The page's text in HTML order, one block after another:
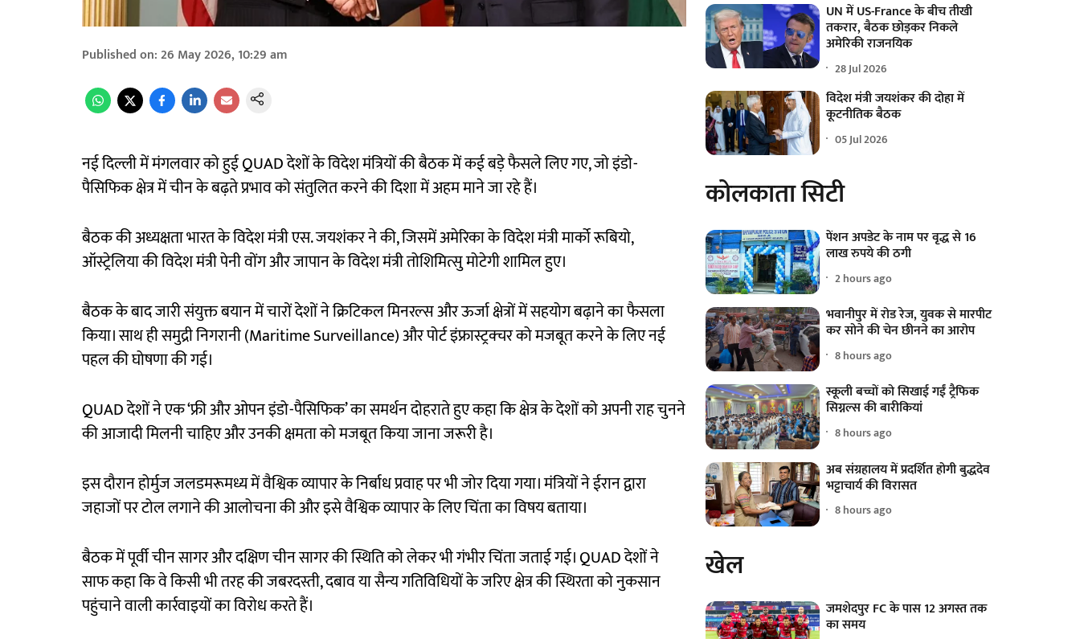
Published on:26 May 2026, 10:29 am
नई दिल्ली में मंगलवार को हुई QUAD देशों के विदेश मंत्रियों की बैठक में कई बड़े फैसले लिए गए, जो इंडो-
पैसिफिक क्षेत्र में चीन के बढ़ते प्रभाव को संतुलित करने की दिशा में अहम माने जा रहे हैं।
बैठक की अध्यक्षता भारत के विदेश मंत्री एस. जयशंकर ने की, जिसमें अमेरिका के विदेश मंत्री मार्को रूबियो,
ऑस्ट्रेलिया की विदेश मंत्री पेनी वोंग और जापान के विदेश मंत्री तोशिमित्सु मोटेगी शामिल हुए।
बैठक के बाद जारी संयुक्त बयान में चारों देशों ने क्रिटिकल मिनरल्स और ऊर्जा क्षेत्रों में सहयोग बढ़ाने का फैसला
किया। साथ ही समुद्री निगरानी (Maritime Surveillance) और पोर्ट इंफ्रास्ट्रक्चर को मजबूत करने के लिए नई
पहल की घोषणा की गई।
QUAD देशों ने एक ‘फ्री और ओपन इंडो-पैसिफिक’ का समर्थन दोहराते हुए कहा कि क्षेत्र के देशों को अपनी राह चुनने
की आजादी मिलनी चाहिए और उनकी क्षमता को मजबूत किया जाना जरूरी है।
इस दौरान होर्मुज जलडमरूमध्य में वैश्विक व्यापार के निर्बाध प्रवाह पर भी जोर दिया गया। मंत्रियों ने ईरान द्वारा
जहाजों पर टोल लगाने की आलोचना की और इसे वैश्विक व्यापार के लिए चिंता का विषय बताया।
बैठक में पूर्वी चीन सागर और दक्षिण चीन सागर की स्थिति को लेकर भी गंभीर चिंता जताई गई। QUAD देशों ने
साफ कहा कि वे किसी भी तरह की जबरदस्ती, दबाव या सैन्य गतिविधियों के जरिए क्षेत्र की स्थिरता को नुकसान
पहुंचाने वाली कार्रवाइयों का विरोध करते हैं।
UN में US-France के बीच तीखी
तकरार, बैठक छोड़कर निकले
अमेरिकी राजनयिक
28 Jul 2026
विदेश मंत्री जयशंकर की दोहा में
कूटनीतिक बैठक
05 Jul 2026
कोलकाता सिटी
पेंशन अपडेट के नाम पर वृद्ध से 16
लाख रुपये की ठगी
2 hours ago
भवानीपुर में रोड रेज, युवक से मारपीट
कर सोने की चेन छीनने का आरोप
8 hours ago
स्कूली बच्चों को सिखाई गईं ट्रैफिक
सिग्नल्स की बारीकियां
8 hours ago
अब संग्रहालय में प्रदर्शित होगी बुद्धदेव
भट्टाचार्य की विरासत
8 hours ago
खेल
जमशेदपुर FC के पास 12 अगस्त तक
का समय